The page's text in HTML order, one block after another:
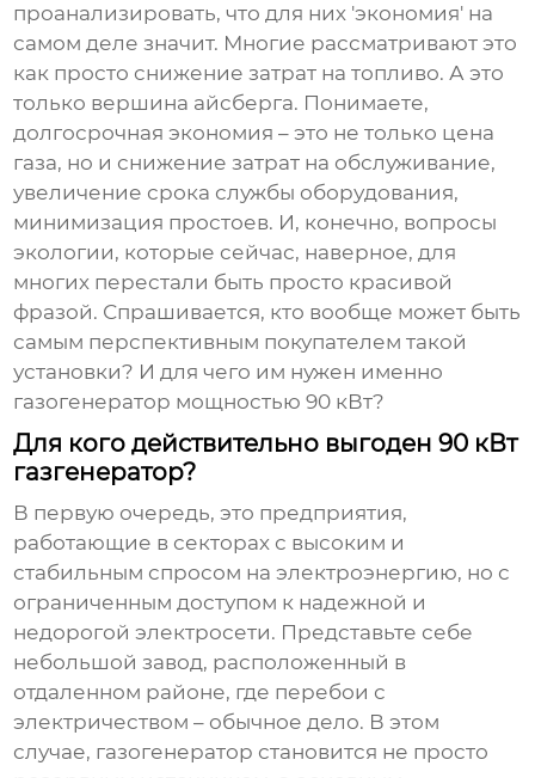
проанализировать, что для них 'экономия' на
самом деле значит. Многие рассматривают это
как просто снижение затрат на топливо. А это
только вершина айсберга. Понимаете,
долгосрочная экономия – это не только цена
газа, но и снижение затрат на обслуживание,
увеличение срока службы оборудования,
минимизация простоев. И, конечно, вопросы
экологии, которые сейчас, наверное, для
многих перестали быть просто красивой
фразой. Спрашивается, кто вообще может быть
самым перспективным покупателем такой
установки? И для чего им нужен именно
газогенератор мощностью 90 кВт?
Для кого действительно выгоден 90 кВт
газгенератор?
В первую очередь, это предприятия,
работающие в секторах с высоким и
стабильным спросом на электроэнергию, но с
ограниченным доступом к надежной и
недорогой электросети. Представьте себе
небольшой завод, расположенный в
отдаленном районе, где перебои с
электричеством – обычное дело. В этом
случае, газогенератор становится не просто